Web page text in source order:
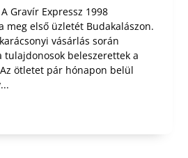
Gravír Expressz 1998
meg első üzletét Budakalászon.
vásárlás során
tulajdonosok beleszerettek a
ötletet pár hónapon belül